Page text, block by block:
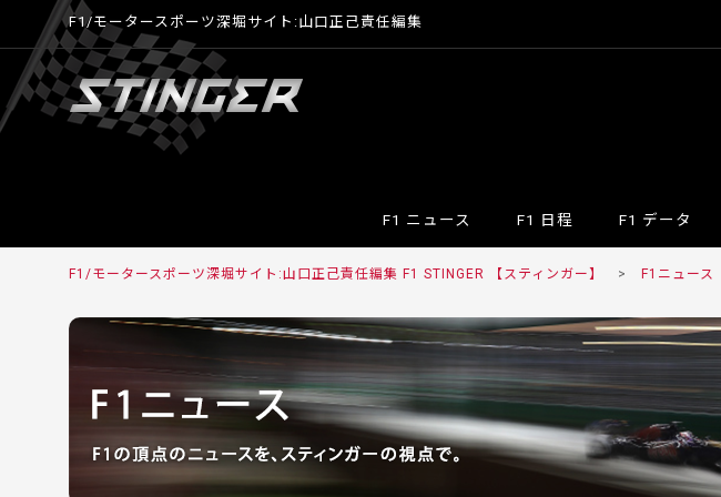
F1/モータースポーツ深堀サイト:山口正己責任編集
F1 ニュース F1 日程 F1 データ
F1/モータースポーツ深堀サイト:山口正己責任編集 F1 STINGER 【スティンガー】 > F1ニュース